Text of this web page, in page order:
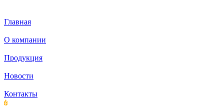
Главная
О компании
Продукция
Новости
Контакты